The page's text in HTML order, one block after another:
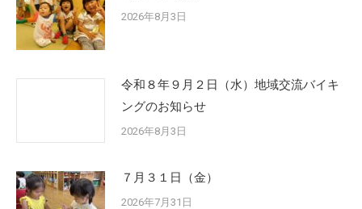
2026年8月3日
令和８年９月２日（水）地域交流バイキ
ングのお知らせ
2026年8月3日
７月３１日（金）
2026年7月31日